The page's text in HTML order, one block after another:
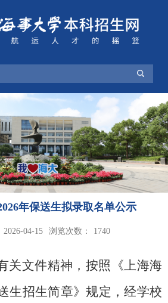
年保送生拟录取名单公示
04-15 浏览次数： 1740
关文件精神，按照《上海海
生招生简章》规定，经学校